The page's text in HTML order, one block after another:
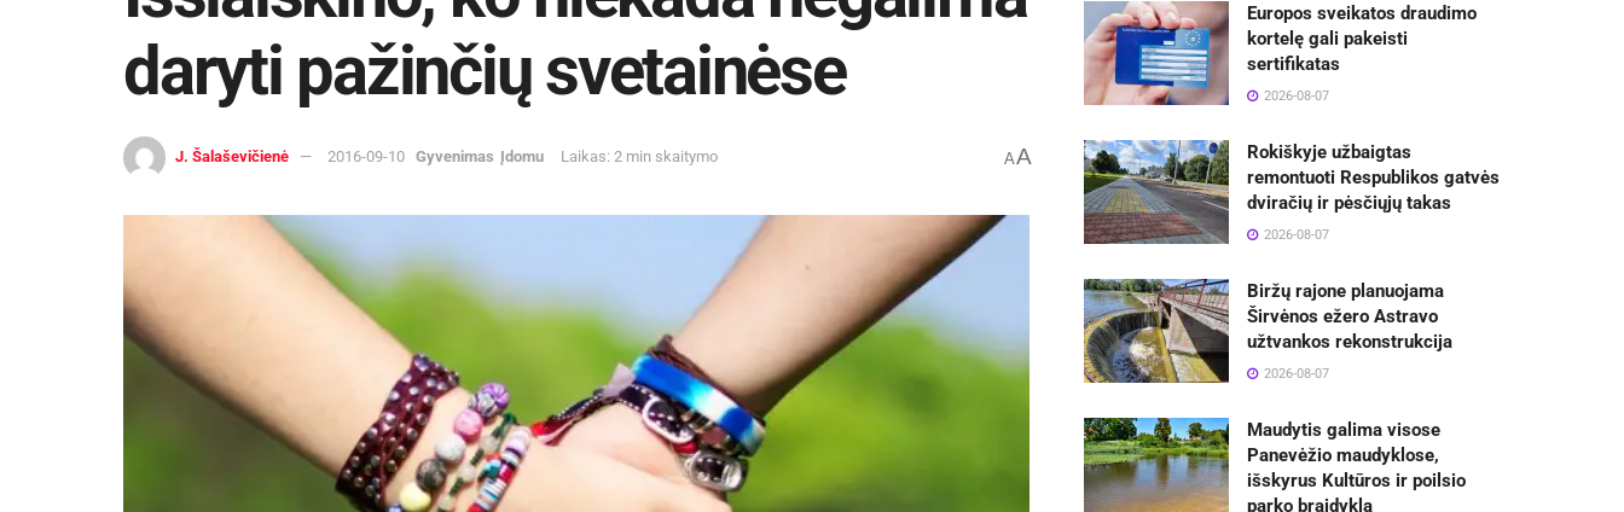
daryti pažinčių svetainėse
J. Šalaševičienė 2016-09-10 Gyvenimas Įdomu Laikas: 2 min skaitymo AA
Europos sveikatos draudimo
kortelę gali pakeisti
sertifikatas
2026-08-07
Rokiškyje užbaigtas
remontuoti Respublikos gatvės
dviračių ir pėsčiųjų takas
2026-08-07
Biržų rajone planuojama
Širvėnos ežero Astravo
užtvankos rekonstrukcija
2026-08-07
Maudytis galima visose
Panevėžio maudyklose,
išskyrus Kultūros ir poilsio
parko braidyklą